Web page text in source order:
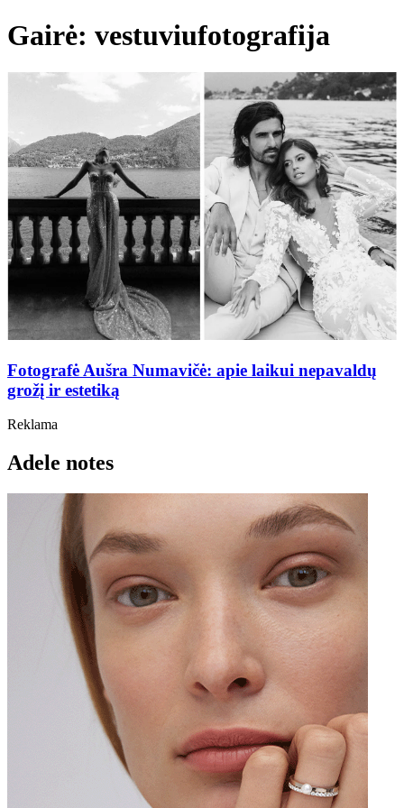
Gairė: vestuviufotografija
Fotografė Aušra Numavičė: apie laikui nepavaldų
grožį ir estetiką
Reklama
Adele notes